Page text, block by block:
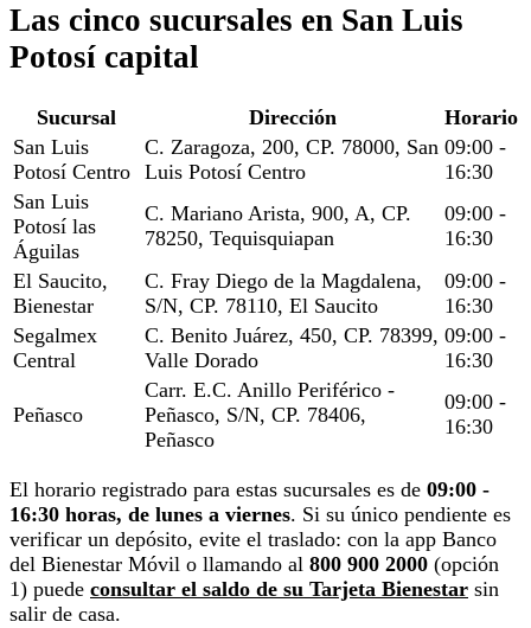
Las cinco sucursales en San Luis
Potosí capital
Sucursal Dirección
Horario
San Luis
Potosí Centro
C. Zaragoza, 200, CP. 78000, San
Luis Potosí Centro
09:00 -
16:30
San Luis
Potosí las
Águilas
C. Mariano Arista, 900, A, CP.
78250, Tequisquiapan
09:00 -
16:30
El Saucito,
Bienestar
C. Fray Diego de la Magdalena,
S/N, CP. 78110, El Saucito
09:00 -
16:30
Segalmex
Central
C. Benito Juárez, 450, CP. 78399,
Valle Dorado
09:00 -
16:30
Peñasco
Carr. E.C. Anillo Periférico -
Peñasco, S/N, CP. 78406,
Peñasco
09:00 -
16:30
El horario registrado para estas sucursales es de 09:00 -
16:30 horas, de lunes a viernes. Si su único pendiente es
verificar un depósito, evite el traslado: con la app Banco
del Bienestar Móvil o llamando al 800 900 2000 (opción
1) puede consultar el saldo de su Tarjeta Bienestar sin
salir de casa.